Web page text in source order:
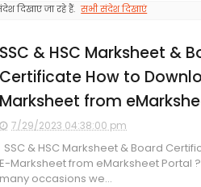
दिखाए जा रहे हैं. सभी संदेश दिखाएं
SSC & HSC Marksheet &
Certificate How to
Marksheet from
7/29/2023 04:38:00 pm
SSC & HSC Marksheet & Board
E-Marksheet from eMarksheet Portal
many occasions we...